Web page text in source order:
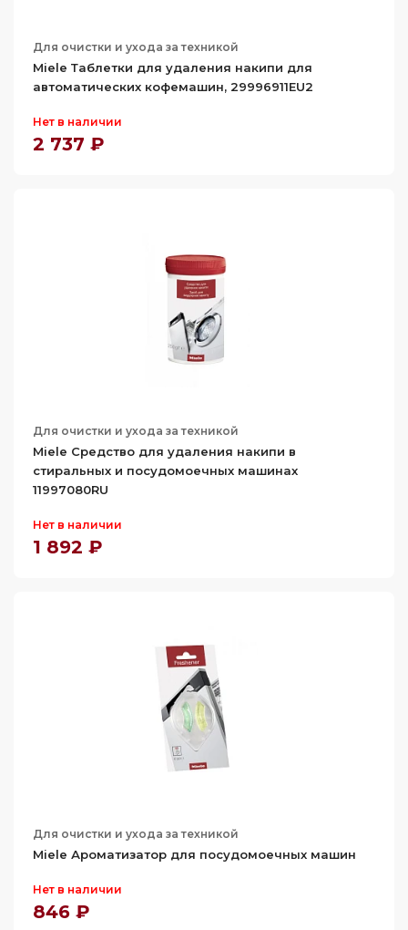
Для очистки и ухода за техникой
Miele Таблетки для удаления накипи для
автоматических кофемашин, 29996911EU2
Нет в наличии
2 737 ₽
Для очистки и ухода за техникой
Miele Средство для удаления накипи в
стиральных и посудомоечных машинах
11997080RU
Нет в наличии
1 892 ₽
Для очистки и ухода за техникой
Miele Ароматизатор для посудомоечных машин
Нет в наличии
846 ₽